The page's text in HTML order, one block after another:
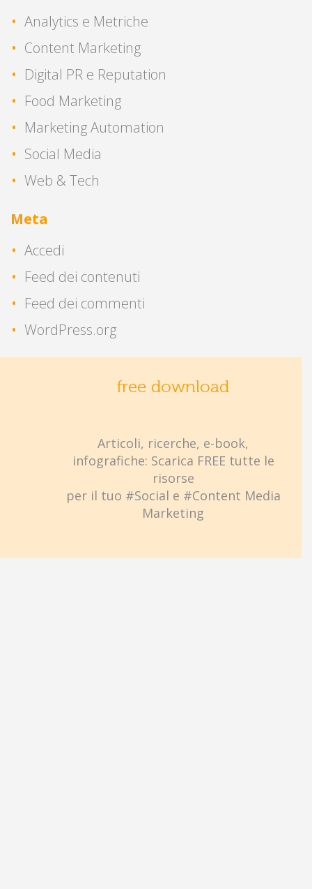
Analytics e Metriche
Content Marketing
Digital PR e Reputation
Food Marketing
Marketing Automation
Social Media
Web & Tech
Meta
Accedi
Feed dei contenuti
Feed dei commenti
WordPress.org
free download
Articoli, ricerche, e-book,
infografiche: Scarica FREE tutte le
risorse
per il tuo #Social e #Content Media
Marketing